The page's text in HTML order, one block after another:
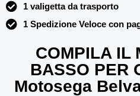
1 valigetta da trasporto
1 Spedizione Veloce con
COMPILA IL
BASSO PER
Motosega